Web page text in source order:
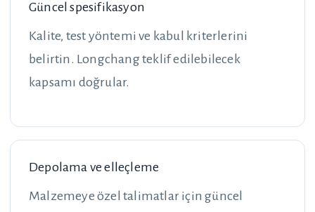
Güncel spesifikasyon
Kalite, test yöntemi ve kabul kriterlerini
belirtin. Longchang teklif edilebilecek
kapsamı doğrular.
Depolama ve elleçleme
Malzemeye özel talimatlar için güncel